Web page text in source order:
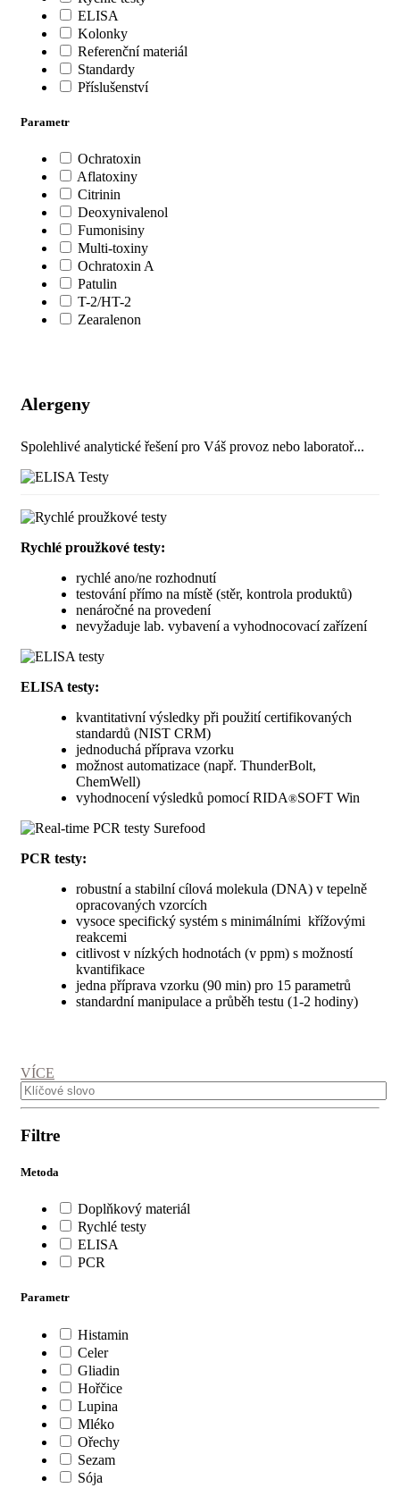
ELISA
Kolonky
Referenční materiál
Standardy
Příslušenství
Parametr
Ochratoxin
Aflatoxiny
Citrinin
Deoxynivalenol
Fumonisiny
Multi-toxiny
Ochratoxin A
Patulin
T-2/HT-2
Zearalenon
Alergeny
Spolehlivé analytické řešení pro Váš provoz nebo laboratoř...
Rychlé proužkové testy:
rychlé ano/ne rozhodnutí
testování přímo na místě (stěr, kontrola produktů)
nenáročné na provedení
nevyžaduje lab. vybavení a vyhodnocovací zařízení
ELISA testy:
kvantitativní výsledky při použití certifikovaných
standardů (NIST CRM)
jednoduchá příprava vzorku
možnost automatizace (např. ThunderBolt,
ChemWell)
vyhodnocení výsledků pomocí RIDA®SOFT Win
PCR testy:
robustní a stabilní cílová molekula (DNA) v tepelně
opracovaných vzorcích
vysoce specifický systém s minimálními křížovými
reakcemi
citlivost v nízkých hodnotách (v ppm) s možností
kvantifikace
jedna příprava vzorku (90 min) pro 15 parametrů
standardní manipulace a průběh testu (1-2 hodiny)
VÍCE
Filtre
Metoda
Doplňkový materiál
Rychlé testy
ELISA
PCR
Parametr
Histamin
Celer
Gliadin
Hořčice
Lupina
Mléko
Ořechy
Sezam
Sója